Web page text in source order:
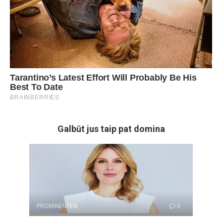
Galbūt jus taip pat domina
PROMINENTEN 0